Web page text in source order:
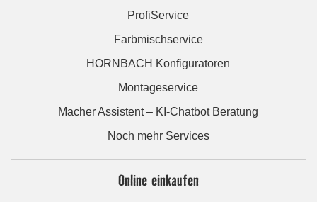
ProfiService
Farbmischservice
HORNBACH Konfiguratoren
Montageservice
Macher Assistent – KI-Chatbot Beratung
Noch mehr Services
Online einkaufen